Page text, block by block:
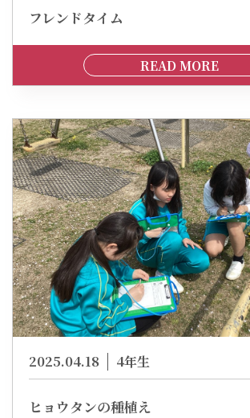
フレンドタイム
READ MORE
2025.04.18 4年生
ヒョウタンの種植え